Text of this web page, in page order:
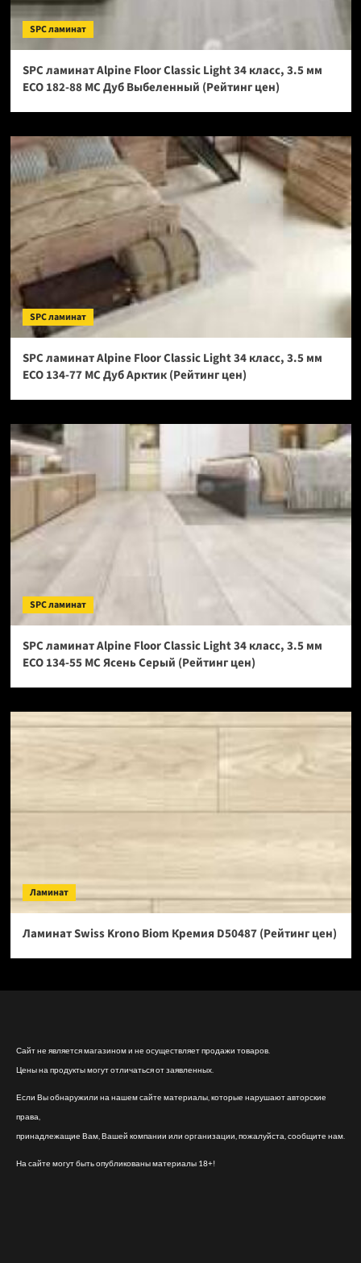
SPC ламинат
SPC ламинат Alpine Floor Classic Light 34 класс, 3.5 мм
ECO 182-88 МС Дуб Выбеленный (Рейтинг цен)
SPC ламинат
SPC ламинат Alpine Floor Classic Light 34 класс, 3.5 мм
ECO 134-77 МС Дуб Арктик (Рейтинг цен)
SPC ламинат
SPC ламинат Alpine Floor Classic Light 34 класс, 3.5 мм
ECO 134-55 МС Ясень Серый (Рейтинг цен)
Ламинат
Ламинат Swiss Krono Biom Кремия D50487 (Рейтинг цен)
Сайт не является магазином и не осуществляет продажи товаров.
Цены на продукты могут отличаться от заявленных.
Если Вы обнаружили на нашем сайте материалы, которые нарушают авторские
права,
принадлежащие Вам, Вашей компании или организации, пожалуйста, сообщите нам.
На сайте могут быть опубликованы материалы 18+!